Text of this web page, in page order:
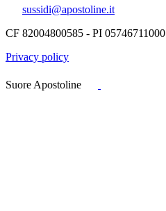
sussidi@apostoline.it
CF 82004800585 - PI 05746711000
Privacy policy
Suore Apostoline